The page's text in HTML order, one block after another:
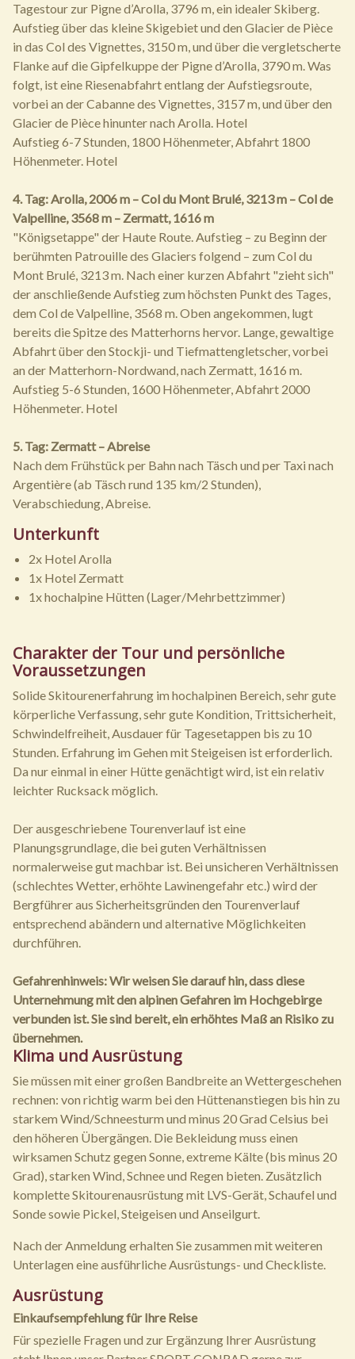
Tagestour zur Pigne d’Arolla, 3796 m, ein idealer Skiberg.
Aufstieg über das kleine Skigebiet und den Glacier de Pièce
in das Col des Vignettes, 3150 m, und über die vergletscherte
Flanke auf die Gipfelkuppe der Pigne d’Arolla, 3790 m. Was
folgt, ist eine Riesenabfahrt entlang der Aufstiegsroute,
vorbei an der Cabanne des Vignettes, 3157 m, und über den
Glacier de Pièce hinunter nach Arolla. Hotel
Aufstieg 6-7 Stunden, 1800 Höhenmeter, Abfahrt 1800
Höhenmeter. Hotel
4. Tag: Arolla, 2006 m – Col du Mont Brulé, 3213 m – Col de
Valpelline, 3568 m – Zermatt, 1616 m
"Königsetappe" der Haute Route. Aufstieg – zu Beginn der
berühmten Patrouille des Glaciers folgend – zum Col du
Mont Brulé, 3213 m. Nach einer kurzen Abfahrt "zieht sich"
der anschließende Aufstieg zum höchsten Punkt des Tages,
dem Col de Valpelline, 3568 m. Oben angekommen, lugt
bereits die Spitze des Matterhorns hervor. Lange, gewaltige
Abfahrt über den Stockji- und Tiefmattengletscher, vorbei
an der Matterhorn-Nordwand, nach Zermatt, 1616 m.
Aufstieg 5-6 Stunden, 1600 Höhenmeter, Abfahrt 2000
Höhenmeter. Hotel
5. Tag: Zermatt – Abreise
Nach dem Frühstück per Bahn nach Täsch und per Taxi nach
Argentière (ab Täsch rund 135 km/2 Stunden),
Verabschiedung, Abreise.
Unterkunft
2x Hotel Arolla
1x Hotel Zermatt
1x hochalpine Hütten (Lager/Mehrbettzimmer)
Charakter der Tour und persönliche
Voraussetzungen
Solide Skitourenerfahrung im hochalpinen Bereich, sehr gute
körperliche Verfassung, sehr gute Kondition, Trittsicherheit,
Schwindelfreiheit, Ausdauer für Tagesetappen bis zu 10
Stunden. Erfahrung im Gehen mit Steigeisen ist erforderlich.
Da nur einmal in einer Hütte genächtigt wird, ist ein relativ
leichter Rucksack möglich.
Der ausgeschriebene Tourenverlauf ist eine
Planungsgrundlage, die bei guten Verhältnissen
normalerweise gut machbar ist. Bei unsicheren Verhältnissen
(schlechtes Wetter, erhöhte Lawinengefahr etc.) wird der
Bergführer aus Sicherheitsgründen den Tourenverlauf
entsprechend abändern und alternative Möglichkeiten
durchführen.
Gefahrenhinweis: Wir weisen Sie darauf hin, dass diese
Unternehmung mit den alpinen Gefahren im Hochgebirge
verbunden ist. Sie sind bereit, ein erhöhtes Maß an Risiko zu
übernehmen.
Klima und Ausrüstung
Sie müssen mit einer großen Bandbreite an Wettergeschehen
rechnen: von richtig warm bei den Hüttenanstiegen bis hin zu
starkem Wind/Schneesturm und minus 20 Grad Celsius bei
den höheren Übergängen. Die Bekleidung muss einen
wirksamen Schutz gegen Sonne, extreme Kälte (bis minus 20
Grad), starken Wind, Schnee und Regen bieten. Zusätzlich
komplette Skitourenausrüstung mit LVS-Gerät, Schaufel und
Sonde sowie Pickel, Steigeisen und Anseilgurt.
Nach der Anmeldung erhalten Sie zusammen mit weiteren
Unterlagen eine ausführliche Ausrüstungs- und Checkliste.
Ausrüstung
Einkaufsempfehlung für Ihre Reise
Für spezielle Fragen und zur Ergänzung Ihrer Ausrüstung